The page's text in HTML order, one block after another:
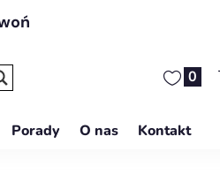
0
Porady O nas Kontakt